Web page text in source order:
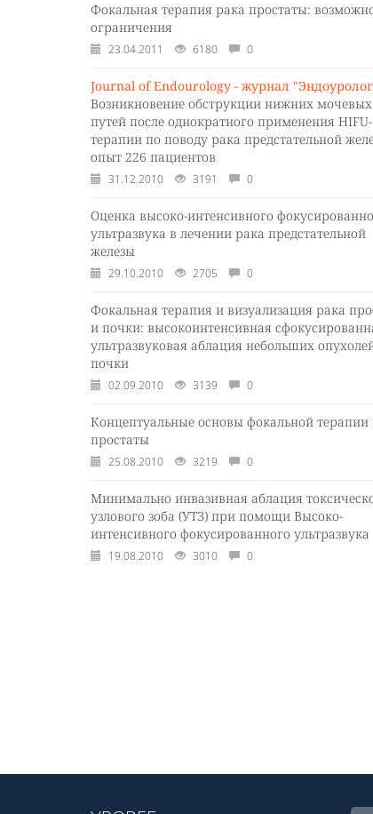
Фокальная терапия рака простаты:
ограничения
23.04.2011 6180 0
Journal of Endourology - журнал
Возникновение обструкции нижних мочевых
путей после однократного применения HIFU-
терапии по поводу рака предстательной
опыт 226 пациентов
31.12.2010 3191 0
Оценка высоко-интенсивного
ультразвука в лечении рака предстательной
железы
29.10.2010 2705 0
Фокальная терапия и визуализация рака
и почки: высокоинтенсивная
ультразвуковая аблация небольших
почки
02.09.2010 3139 0
Концептуальные основы фокальной терапии
простаты
25.08.2010 3219 0
Минимально инвазивная аблация
узлового зоба (УТЗ) при помощи Высоко-
интенсивного фокусированного ультразвука
19.08.2010 3010 0